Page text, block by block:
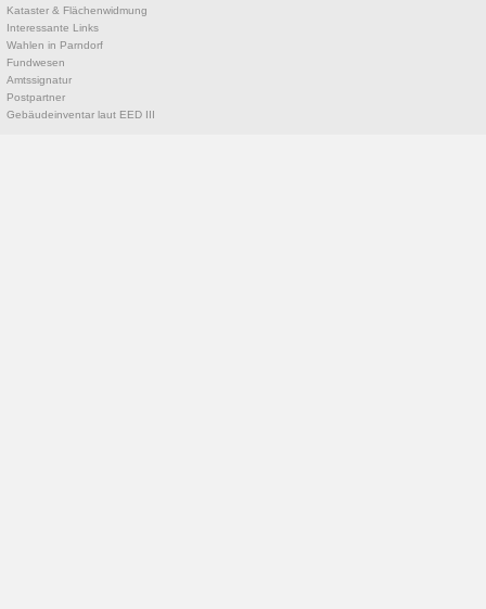
Kataster & Flächenwidmung
Interessante Links
Wahlen in Parndorf
Fundwesen
Amtssignatur
Postpartner
Gebäudeinventar laut EED III